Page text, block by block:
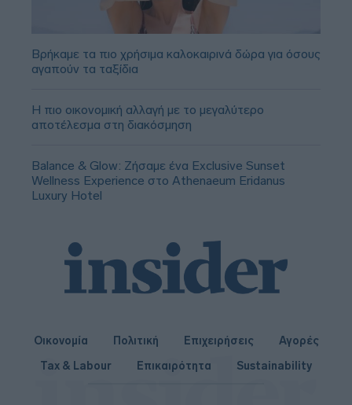
Βρήκαμε τα πιο χρήσιμα καλοκαιρινά δώρα για όσους
αγαπούν τα ταξίδια
Η πιο οικονομική αλλαγή με το μεγαλύτερο
αποτέλεσμα στη διακόσμηση
Balance & Glow: Ζήσαμε ένα Exclusive Sunset
Wellness Experience στο Athenaeum Eridanus
Luxury Hotel
Οικονομία Πολιτική Επιχειρήσεις
Αγορές
Tax & Labour
Επικαιρότητα Sustainability